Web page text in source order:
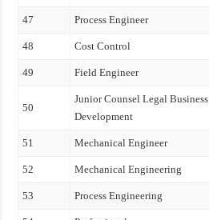
47 Process Engineer
48 Cost Control
49 Field Engineer
50
Junior Counsel Legal Business
Development
51 Mechanical Engineer
52 Mechanical Engineering
53 Process Engineering